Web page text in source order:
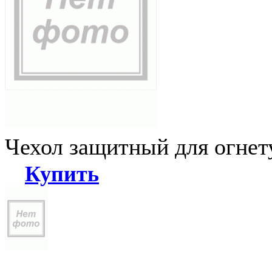
Чехол защитный для
Купить